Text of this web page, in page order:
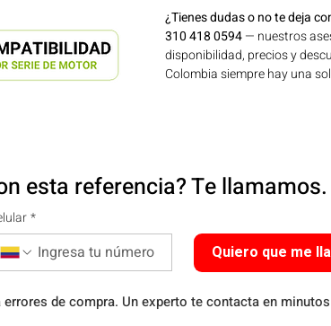
¿Tienes dudas o no te deja
310 418 0594— nuestros
disponibilidad, precios y
Colombia siempre hay una
esta referencia? Te llamamos.
*
Quiero que me
de compra. Un experto te contacta en